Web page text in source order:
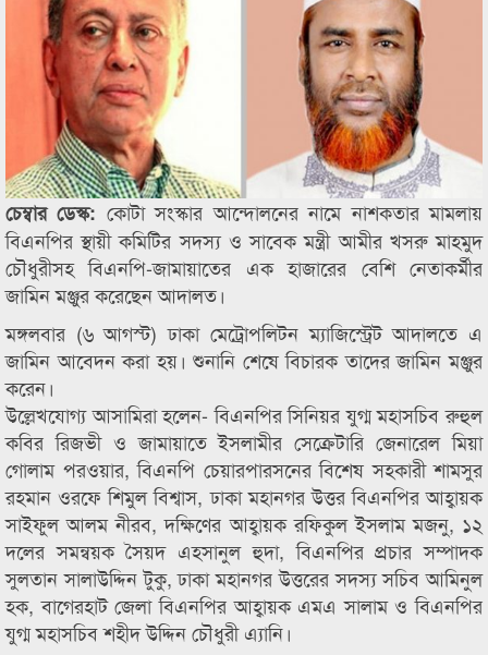
চেম্বার ডেস্ক: কোটা সংস্কার আন্দোলনের নামে নাশকতার মামলায়
বিএনপির স্থায়ী কমিটির সদস্য ও সাবেক মন্ত্রী আমীর খসরু মাহমুদ
চৌধুরীসহ বিএনপি-জামায়াতের এক হাজারের বেশি নেতাকর্মীর
জামিন মঞ্জুর করেছেন আদালত।
মঙ্গলবার (৬ আগস্ট) ঢাকা মেট্রোপলিটন ম্যাজিস্ট্রেট আদালতে এ
জামিন আবেদন করা হয়। শুনানি শেষে বিচারক তাদের জামিন মঞ্জুর
করেন।
উল্লেখযোগ্য আসামিরা হলেন- বিএনপির সিনিয়র যুগ্ম মহাসচিব রুহুল
কবির রিজভী ও জামায়াতে ইসলামীর সেক্রেটারি জেনারেল মিয়া
গোলাম পরওয়ার, বিএনপি চেয়ারপারসনের বিশেষ সহকারী শামসুর
রহমান ওরফে শিমুল বিশ্বাস, ঢাকা মহানগর উত্তর বিএনপির আহ্বায়ক
সাইফুল আলম নীরব, দক্ষিণের আহ্বায়ক রফিকুল ইসলাম মজনু, ১২
দলের সমন্বয়ক সৈয়দ এহসানুল হুদা, বিএনপির প্রচার সম্পাদক
সুলতান সালাউদ্দিন টুকু, ঢাকা মহানগর উত্তরের সদস্য সচিব আমিনুল
হক, বাগেরহাট জেলা বিএনপির আহ্বায়ক এমএ সালাম ও বিএনপির
যুগ্ম মহাসচিব শহীদ উদ্দিন চৌধুরী এ্যানি।